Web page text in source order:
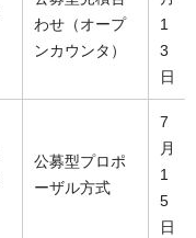
わせ（オープ
ンカウンタ）
1
3
日
公募型プロポ
ーザル方式
7
月
1
5
日